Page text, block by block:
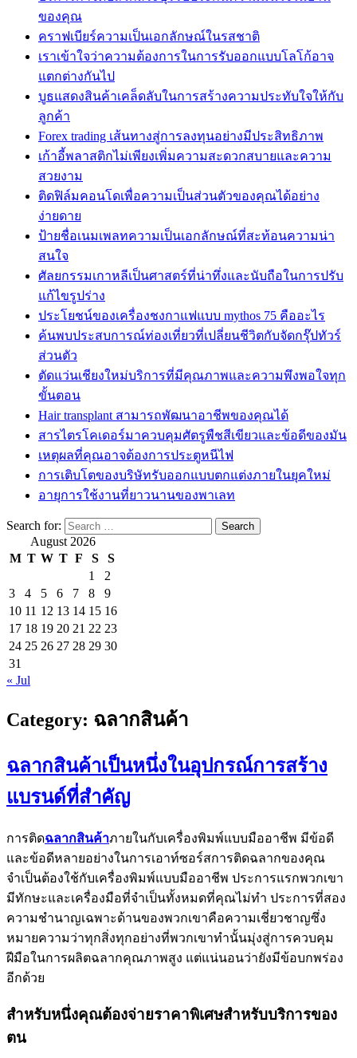
ของคุณ
คราฟเบียร์ความเป็นเอกลักษณ์ในรสชาติ
เราเข้าใจว่าความต้องการในการรับออกแบบโลโก้อาจ
แตกต่างกันไป
บูธแสดงสินค้าเคล็ดลับในการสร้างความประทับใจให้กับ
ลูกค้า
Forex trading เส้นทางสู่การลงทุนอย่างมีประสิทธิภาพ
เก้าอี้พลาสติกไม่เพียงเพิ่มความสะดวกสบายและความ
สวยงาม
ติดฟิล์มคอนโดเพื่อความเป็นส่วนตัวของคุณได้อย่าง
ง่ายดาย
ป้ายชื่อเนมเพลทความเป็นเอกลักษณ์ที่สะท้อนความน่า
สนใจ
ศัลยกรรมเกาหลีเป็นศาสตร์ที่น่าทึ่งและนับถือในการปรับ
แก้ไขรูปร่าง
ประโยชน์ของเครื่องชงกาแฟแบบ mythos 75 คืออะไร
ค้นพบประสบการณ์ท่องเที่ยวที่เปลี่ยนชีวิตกับจัดกรุ๊ปทัวร์
ส่วนตัว
ตัดแว่นเชียงใหม่บริการที่มีคุณภาพและความพึงพอใจทุก
ขั้นตอน
Hair transplant สามารถพัฒนาอาชีพของคุณได้
สารไตรโคเดอร์มาควบคุมศัตรูพืชสีเขียวและข้อดีของมัน
เหตุผลที่คุณอาจต้องการประตูหนีไฟ
การเติบโตของบริษัทรับออกแบบตกแต่งภายในยุคใหม่
อายุการใช้งานที่ยาวนานของพาเลท
Search for:
August 2026
M T W T F S
S
1
2
3
4 5 6 7 8
9
10 11 12 13 14 15 16
17 18 19 20 21 22 23
24 25 26 27 28 29 30
31
« Jul
Category: ฉลากสินค้า
ฉลากสินค้าเป็นหนึ่งในอุปกรณ์การสร้าง
แบรนด์ที่สำคัญ
การติดฉลากสินค้าภายในกับเครื่องพิมพ์แบบมืออาชีพ มีข้อดี
และข้อดีหลายอย่างในการเอาท์ซอร์สการติดฉลากของคุณ
จำเป็นต้องใช้กับเครื่องพิมพ์แบบมืออาชีพ ประการแรกพวกเขา
มีทักษะและเครื่องมือที่จำเป็นทั้งหมดที่คุณไม่ทำ ประการที่สอง
ความชำนาญเฉพาะด้านของพวกเขาคือความเชี่ยวชาญซึ่ง
หมายความว่าทุกสิ่งทุกอย่างที่พวกเขาทำนั้นมุ่งสู่การควบคุม
ฝีมือในการผลิตฉลากคุณภาพสูง แต่แน่นอนว่ายังมีข้อบกพร่อง
อีกด้วย
สำหรับหนึ่งคุณต้องจ่ายราคาพิเศษสำหรับบริการของ
ตน